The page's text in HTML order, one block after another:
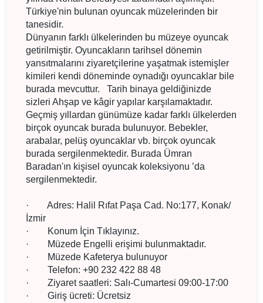
Türkiye'nin bulunan oyuncak müzelerinden bir
tanesidir.
Dünyanın farklı ülkelerinden bu müzeye oyuncak
getirilmiştir. Oyuncakların tarihsel dönemin
yansıtmalarını ziyaretçilerine yaşatmak istemişler
kimileri kendi döneminde oynadığı oyuncaklar bile
burada mevcuttur. Tarih binaya geldiğinizde
sizleri Ahşap ve kâgir yapılar karşılamaktadır.
Geçmiş yıllardan günümüze kadar farklı ülkelerden
birçok oyuncak burada bulunuyor. Bebekler,
arabalar, pelüş oyuncaklar vb. birçok oyuncak
burada sergilenmektedir. Burada Ümran
Baradan'ın kişisel oyuncak koleksiyonu ’da
sergilenmektedir.
· Adres: Halil Rıfat Paşa Cad. No:177, Konak/
İzmir
·
Konum İçin Tıklayınız.
·
Müzede Engelli erişimi bulunmaktadır.
·
Müzede Kafeterya bulunuyor
· Telefon: +90 232 422 88 48
· Ziyaret saatleri: Salı-Cumartesi 09:00-17:00
· Giriş ücreti: Ücretsiz